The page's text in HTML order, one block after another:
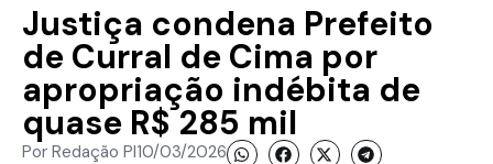
Justiça condena Prefeito
de Curral de Cima por
apropriação indébita de
quase R$ 285 mil
Por Redação PI10/03/2026